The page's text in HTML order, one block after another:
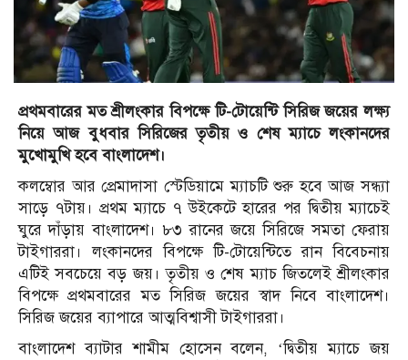
প্রথমবারের মত শ্রীলংকার বিপক্ষে টি-টোয়েন্টি সিরিজ জয়ের লক্ষ্য
নিয়ে আজ বুধবার সিরিজের তৃতীয় ও শেষ ম্যাচে লংকানদের
মুখোমুখি হবে বাংলাদেশ।
কলম্বোর আর প্রেমাদাসা স্টেডিয়ামে ম্যাচটি শুরু হবে আজ সন্ধ্যা
সাড়ে ৭টায়। প্রথম ম্যাচে ৭ উইকেটে হারের পর দ্বিতীয় ম্যাচেই
ঘুরে দাঁড়ায় বাংলাদেশ। ৮৩ রানের জয়ে সিরিজে সমতা ফেরায়
টাইগাররা। লংকানদের বিপক্ষে টি-টোয়েন্টিতে রান বিবেচনায়
এটিই সবচেয়ে বড় জয়। তৃতীয় ও শেষ ম্যাচ জিতলেই শ্রীলংকার
বিপক্ষে প্রথমবারের মত সিরিজ জয়ের স্বাদ নিবে বাংলাদেশ।
সিরিজ জয়ের ব্যাপারে আত্মবিশ্বাসী টাইগাররা।
বাংলাদেশ ব্যাটার শামীম হোসেন বলেন, ‘দ্বিতীয় ম্যাচে জয়